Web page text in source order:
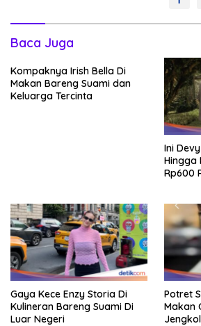
Baca Juga
Kompaknya Irish Bella Di
Makan Bareng Suami dan
Keluarga Tercinta
Ini
Hingga
Rp600
Gaya Kece Enzy Storia Di
Kulineran Bareng Suami Di
Luar Negeri
Potret
Makan